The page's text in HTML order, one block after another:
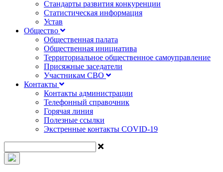
Стандарты развития конкуренции
Статистическая информация
Устав
Общество
Общественная палата
Общественная инициатива
Территориальное общественное самоуправление
Присяжные заседатели
Участникам СВО
Контакты
Контакты администрации
Телефонный справочник
Горячая линия
Полезные ссылки
Экстренные контакты COVID-19